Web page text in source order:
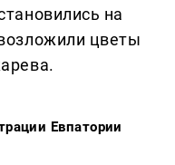
на
цветы
Евпатории